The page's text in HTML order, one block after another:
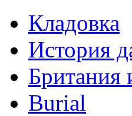
Кладовка
История
Британия
Burial